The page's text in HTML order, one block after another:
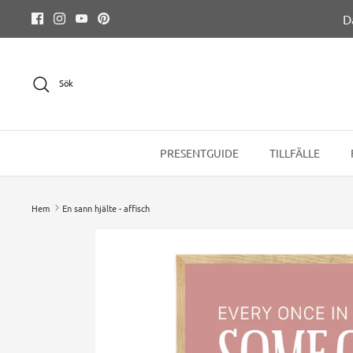
innehållet
Sök
PRESENTGUIDE TILLFÄLLE
Hem En sann hjälte - affisch